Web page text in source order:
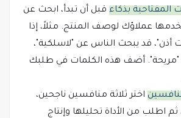
قبل أن تبدأ، ابحث عن
عملاؤك لوصف المنتج. مثلاً، إذا
أذن"، قد يبحث الناس عن "لاسلكية"،
"مريحة". أضف هذه الكلمات في طلبك
اختر ثلاثة منافسين ناجحين،
اطلب من الأداة تحليلها وإنتاج